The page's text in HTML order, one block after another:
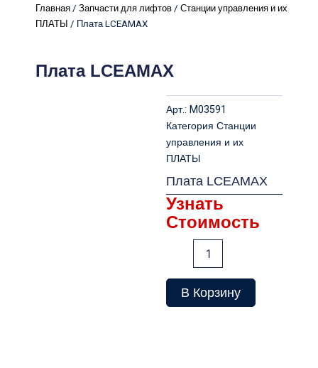
Главная / Запчасти для лифтов / Станции управления и их
ПЛАТЫ / Плата LCEAMAX
Плата LCEAMAX
Арт.: M03591
Категория Станции
управления и их
ПЛАТЫ
Плата LCEAMAX
Узнать
Стоимость
LCEAMAX
В Корзину